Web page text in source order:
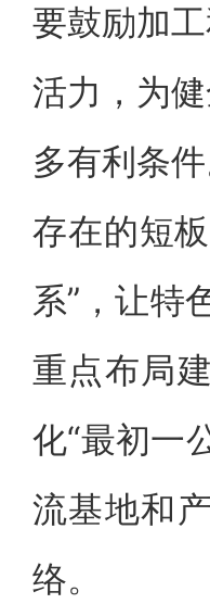
要鼓励加
活力，为
多有利条
存在的短
系”，让特
重点布局
化“最初一
流基地和
络。